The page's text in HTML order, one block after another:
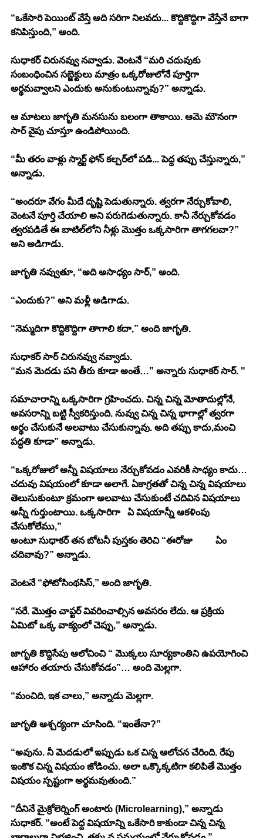
“ఒకేసారి పెయింట్ వేస్తే అది సరిగా నిలవదు... కొద్దికొద్దిగా వేస్తేనే బాగా
కనిపిస్తుంది,” అంది.
సుధాకర్ చిరునవ్వు నవ్వాడు. వెంటనే “మరి చదువుకు
సంబంధించిన సబ్జెక్టులు మాత్రం ఒక్కరోజులోనే పూర్తిగా
అర్థమవ్వాలని ఎందుకు అనుకుంటున్నావు?” అన్నాడు.
ఆ మాటలు జాగృతి మనసును బలంగా తాకాయి. ఆమె మౌనంగా
సార్ వైపు చూస్తూ ఉండిపోయింది.
“మీ తరం వాళ్లు స్మార్ట్ ఫోన్ కల్చర్‌లో పడి... పెద్ద తప్పు చేస్తున్నారు,”
అన్నాడు.
“అందరూ వేగం మీదే దృష్టి పెడుతున్నారు. త్వరగా నేర్చుకోవాలి,
వెంటనే పూర్తి చేయాలి అని పరుగెడుతున్నారు. కానీ నేర్చుకోవడం
త్వరపడితే ఈ బాటిల్‌లోని నీళ్లు మొత్తం ఒక్కసారిగా తాగగలవా?”
అని అడిగాడు.
జాగృతి నవ్వుతూ, “అది అసాధ్యం సార్,” అంది.
“ఎందుకు?” అని మళ్లీ అడిగాడు.
“నెమ్మదిగా కొద్దికొద్దిగా తాగాలి కదా,” అంది జాగృతి.
సుధాకర్ సార్ చిరునవ్వు నవ్వాడు.
“మన మెదడు పని తీరు కూడా అంతే…” అన్నారు సుధాకర్ సార్. "
సమాచారాన్ని ఒక్కసారిగా గ్రహించదు. చిన్న చిన్న మోతాదుల్లోనే,
అవసరాన్ని బట్టి స్వీకరిస్తుంది. నువ్వు చిన్న చిన్న భాగాల్లో త్వరగా
అర్థం చేసుకునే అలవాటు చేసుకున్నావు. అది తప్పు కాదు,మంచి
పద్ధతి కూడా” అన్నాడు.
“ఒక్కరోజులో అన్నీ విషయాలు నేర్చుకోవడం ఎవరికీ సాధ్యం కాదు…
చదువు విషయంలో కూడా అలాగే. ఏకాగ్రతతో చిన్న చిన్న విషయాలు
తెలుసుకుంటూ క్రమంగా అలవాటు చేసుకుంటే చదివిన విషయాలు
అన్నీ గుర్తుంటాయి. ఒక్కసారిగా   ఏ విషయాన్నీ ఆకళింపు
చేసుకోలేము,”
అంటూ సుధాకర్ తన బోటనీ పుస్తకం తెరిచి “ఈరోజు          ఏం
చదివావు?” అన్నాడు.
వెంటనే “ఫోటోసింథసిస్,” అంది జాగృతి.
“సరే. మొత్తం చాప్టర్ వివరించాల్సిన అవసరం లేదు. ఆ ప్రక్రియ
ఏమిటో ఒక్క వాక్యంలో చెప్పు,” అన్నాడు.
జాగృతి కొద్దిసేపు ఆలోచించి “ మొక్కలు సూర్యకాంతిని ఉపయోగించి
ఆహారం తయారు చేసుకోవడం”… అంది మెల్లగా.
“మంచిది, ఇక చాలు,” అన్నాడు మెల్లగా.
జాగృతి ఆశ్చర్యంగా చూసింది. “ఇంతేనా?”
“అవును. నీ మెదడులో ఇప్పుడు ఒక చిన్న ఆలోచన చేరింది. రేపు
ఇంకొక చిన్న విషయం జోడించు. అలా ఒక్కొక్కటిగా కలిపితే మొత్తం
విషయం స్పష్టంగా అర్థమవుతుంది.”
“దీనినే మైక్రోలెర్నింగ్ అంటారు (Microlearning),” అన్నాడు
సుధాకర్. “అంటే పెద్ద విషయాన్ని ఒకేసారి కాకుండా చిన్న చిన్న